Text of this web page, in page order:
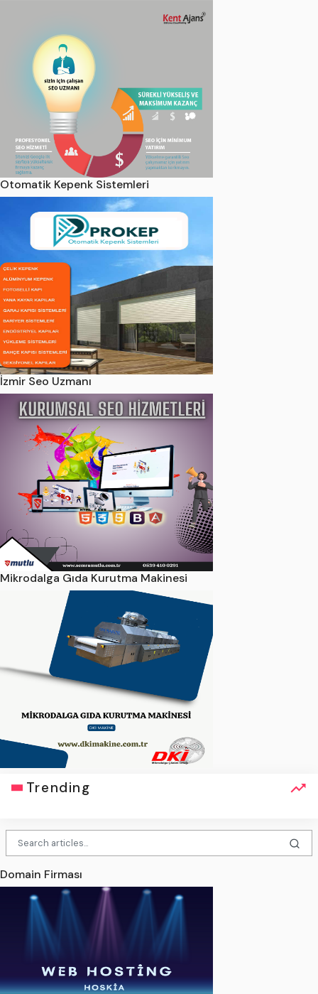
Otomatik Kepenk Sistemleri
İzmir Seo Uzmanı
Mikrodalga Gıda Kurutma Makinesi
Trending
Domain Firması